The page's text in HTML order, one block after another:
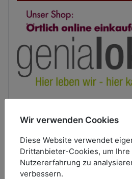
Neue Bücher
Wir verwenden Cookies
Diese Website verwendet
Drittanbieter-Cookies, um Ihre
Nutzererfahrung zu
verbessern.